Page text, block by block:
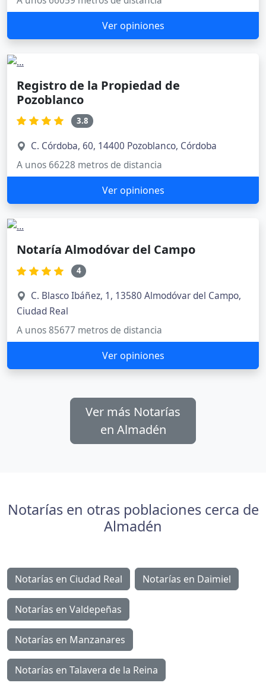
Ver opiniones
Registro de la Propiedad de
Pozoblanco
3.8
C. Córdoba, 60, 14400 Pozoblanco, Córdoba
A unos 66228 metros de distancia
Ver opiniones
Notaría Almodóvar del Campo
4
C. Blasco Ibáñez, 1, 13580 Almodóvar del Campo,
Ciudad Real
A unos 85677 metros de distancia
Ver opiniones
Ver más Notarías
en Almadén
Notarías en otras poblaciones cerca de
Almadén
Notarías en Ciudad Real Notarías en Daimiel
Notarías en Valdepeñas
Notarías en Manzanares
Notarías en Talavera de la Reina